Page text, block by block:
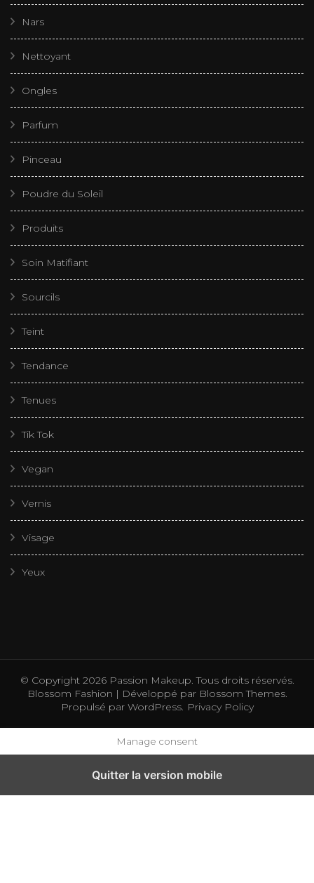
Nars
Nettoyant
Ongles
Parfum
Pinceau
Poudre du Soleil
Produits
Soin Matifiant
Sourcils
Teint
Tendance
Tenues
Tik Tok
Vegan
Vernis
Visage
Yeux
© Copyright 2026 Passion Makeup. Tous droits réservés.
Blossom Fashion | Développé parBlossom Themes.
Propulsé par WordPress. Privacy Policy
Manage consent
Quitter la version mobile